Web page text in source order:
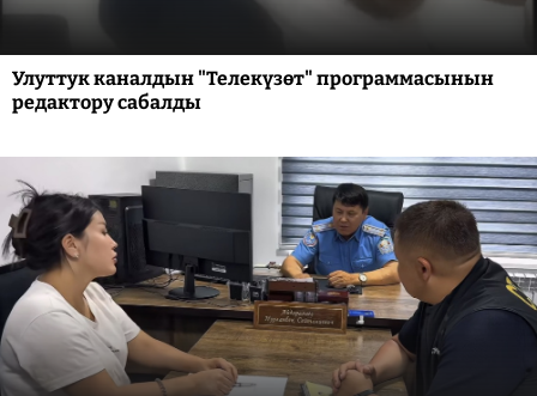
Улуттук каналдын "Телекүзөт" программасынын
редактору сабалды